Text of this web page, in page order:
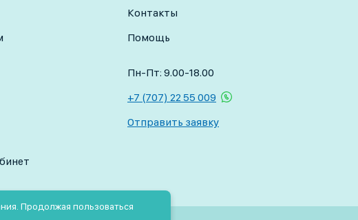
Контакты
Помощь
Пн-Пт: 9.00-18.00
+7 (707) 22 55 009
Отправить заявку
Продолжая пользоваться